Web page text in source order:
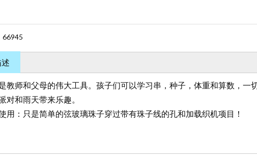
66945
教师和父母的伟大工具。孩子们可以学习串，种子，体重和算数，一
对和雨天带来乐趣。
用：只是简单的弦玻璃珠子穿过带有珠子线的孔和加载织机项目！